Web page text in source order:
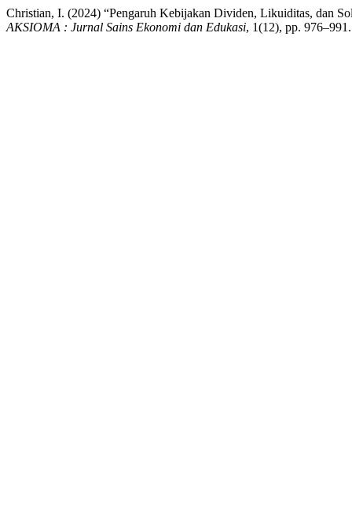
Christian, I. (2024) “Pengaruh Kebijakan Dividen, Likuiditas, dan
AKSIOMA : Jurnal Sains Ekonomi dan Edukasi, 1(12), pp.